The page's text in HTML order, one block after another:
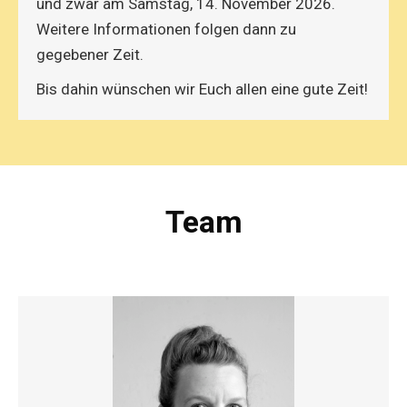
Weitere Informationen folgen dann zu
gegebener Zeit.
Bis dahin wünschen wir Euch allen eine gute Zeit!
Team